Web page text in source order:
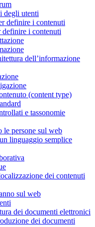
degli utenti
definire i contenuti
definire i contenuti
dell’informazione
(content type)
e tassonomie
le persone sul web
linguaggio semplice
dei contenuti
sul web
dei documenti elettronici
dei documenti